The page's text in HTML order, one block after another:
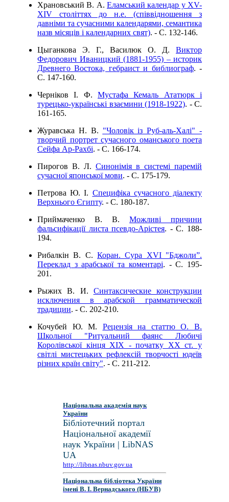
Храновський В. А. Еламський календар у XV-
XIV століттях до н.е. (співвідношення з
давніми та сучасними календарями, семантика
назв місяців і календарних свят). - C. 132-146.
Цыганкова Э. Г., Василюк О. Д. Виктор
Федорович Иваницкий (1881-1955) – историк
Древнего Востока, гебраист и библиограф. -
C. 147-160.
Черніков І. Ф. Мустафа Кемаль Ататюрк і
турецько-українські взаємини (1918-1922). - C.
161-165.
Журавська Н. В. "Чоловік із Руб-аль-Халі" -
творчий портрет сучасного оманського поета
Сейфа Ар-Рахбі. - C. 166-174.
Пирогов В. Л. Синонімія в системі паремій
сучасної японської мови. - C. 175-179.
Петрова Ю. І. Специфіка сучасного діалекту
Верхнього Єгипту. - C. 180-187.
Приймаченко В. В. Можливі причини
фальсифікації листа псевдо-Арістея. - C. 188-
194.
Рибалкін B. C. Коран. Сура XVI "Бджоли”.
Переклад з арабської та коментарі. - C. 195-
201.
Рыжих В. И. Синтаксические конструкции
исключения в арабской грамматической
традиции. - C. 202-210.
Кочубей Ю. М. Рецензія на статтю О. В.
Школьної "Ритуальний фаянс Любичі
Королівської кінця XIX - початку XX ст. у
світлі мистецьких рефлексій творчості юдеїв
різних країн світу". - C. 211-212.
Національна академія наук
України
Бібліотечний портал
Національної академії
наук України | LibNAS
UA
http://libnas.nbuv.gov.ua
Національна бібліотека України
імені В. І. Вернадського (НБУВ)